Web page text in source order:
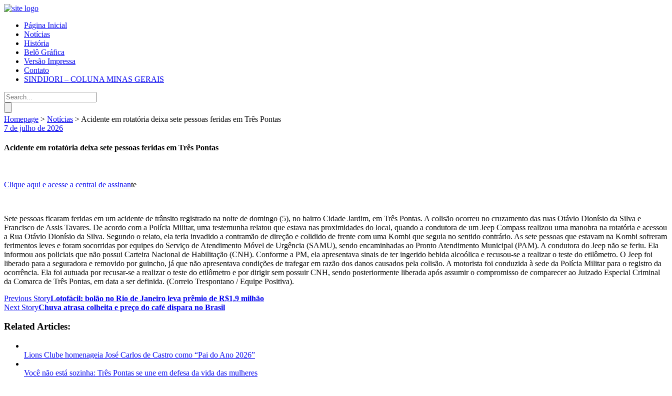
Página Inicial
Notícias
História
Belô Gráfica
Versão Impressa
Contato
SINDIJORI – COLUNA MINAS GERAIS
Homepage > Notícias > Acidente em rotatória deixa sete pessoas feridas em Três Pontas
7 de julho de 2026
Acidente em rotatória deixa sete pessoas feridas em Três Pontas
Clique aqui e acesse a central de assinante
Sete pessoas ficaram feridas em um acidente de trânsito registrado na noite de domingo (5), no bairro Cidade Jardim, em Três Pontas. A colisão ocorreu no cruzamento das ruas Otávio Dionísio da Silva e
Francisco de Assis Tavares. De acordo com a Polícia Militar, uma testemunha relatou que estava nas proximidades do local, quando a condutora de um Jeep Compass realizou uma manobra na rotatória e acessou
a Rua Otávio Dionísio da Silva. Segundo o relato, ela teria invadido a contramão de direção e colidido de frente com uma Kombi que seguia no sentido contrário. As sete pessoas que estavam na Kombi sofreram
ferimentos leves e foram socorridas por equipes do Serviço de Atendimento Móvel de Urgência (SAMU), sendo encaminhadas ao Pronto Atendimento Municipal (PAM). A condutora do Jeep não se feriu. Ela
informou aos policiais que não possui Carteira Nacional de Habilitação (CNH). Conforme a PM, ela apresentava sinais de ter ingerido bebida alcoólica e recusou-se a realizar o teste do etilômetro. O Jeep foi
liberado para a seguradora e removido por guincho, já que não apresentava condições de trafegar em razão dos danos causados pela colisão. A motorista foi conduzida à sede da Polícia Militar para o registro da
ocorrência. Ela foi autuada por recusar-se a realizar o teste do etilômetro e por dirigir sem possuir CNH, sendo posteriormente liberada após assumir o compromisso de comparecer ao Juizado Especial Criminal
da Comarca de Três Pontas, em data a ser definida. (Correio Trespontano / Equipe Positiva).
Previous StoryLotofácil: bolão no Rio de Janeiro leva prêmio de R$1,9 milhão
Next StoryChuva atrasa colheita e preço do café dispara no Brasil
Related Articles:
Lions Clube homenageia José Carlos de Castro como “Pai do Ano 2026”
Você não está sozinha: Três Pontas se une em defesa da vida das mulheres